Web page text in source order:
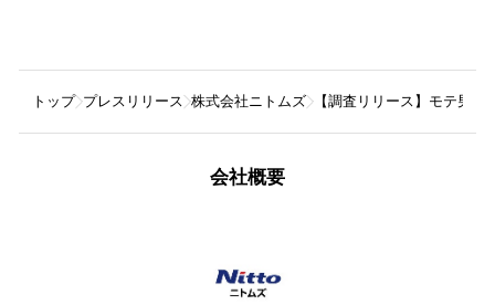
トップ プレスリリース 株式会社ニトムズ 【調査リリース】モテ男
会社概要